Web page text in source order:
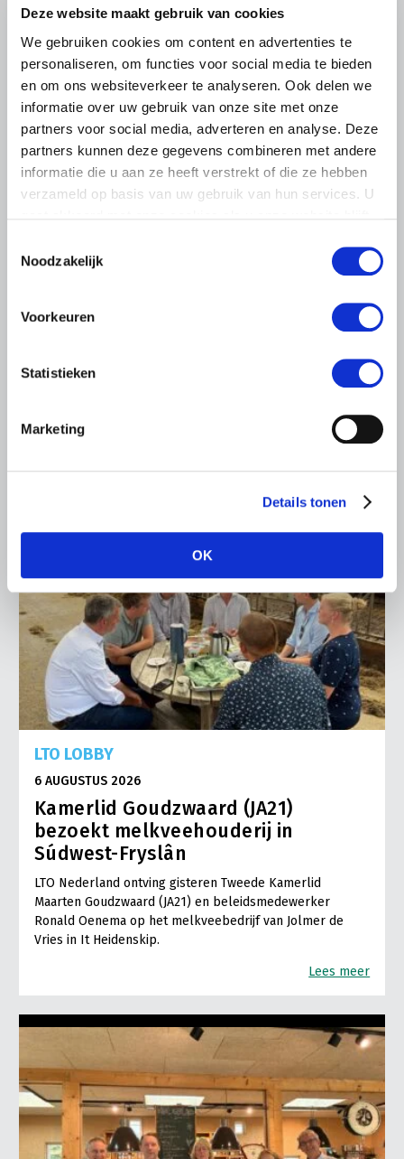
Deze website maakt gebruik van cookies
We gebruiken cookies om content en advertenties te
personaliseren, om functies voor social media te bieden
en om ons websiteverkeer te analyseren. Ook delen we
informatie over uw gebruik van onze site met onze
partners voor social media, adverteren en analyse. Deze
partners kunnen deze gegevens combineren met andere
informatie die u aan ze heeft verstrekt of die ze hebben
verzameld op basis van uw gebruik van hun services. U
Noodzakelijk
Voorkeuren
Statistieken
Marketing
Details tonen
OK
BELANGRIJKE INFORMATIE
LTO sluit aan bij demonstratie tegen
dreigende onteigening
ZLTO, LLTB, LTO Noord en LTO Nederland roepen hun
het voorplein van het provinciehuis in Den Bosch te
Lees meer
LTO LOBBY
6 AUGUSTUS 2026
Kamerlid Goudzwaard (JA21)
bezoekt melkveehouderij in
Súdwest-Fryslân
LTO Nederland ontving gisteren Tweede Kamerlid
Maarten Goudzwaard (JA21) en beleidsmedewerker
Ronald Oenema op het melkveebedrijf van Jolmer de
Vries in It Heidenskip.
Lees meer